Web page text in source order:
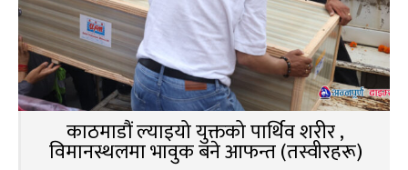
काठमाडौं ल्याइयो युक्तको पार्थिव शरीर ,
विमानस्थलमा भावुक बने आफन्त (तस्वीरहरू)